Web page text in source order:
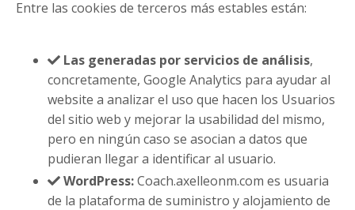
Entre las cookies de terceros más estables están:
Las generadas por servicios de análisis,
concretamente, Google Analytics para ayudar al
website a analizar el uso que hacen los Usuarios
del sitio web y mejorar la usabilidad del mismo,
pero en ningún caso se asocian a datos que
pudieran llegar a identificar al usuario.
WordPress:Coach.axelleonm.com es usuaria
de la plataforma de suministro y alojamiento de